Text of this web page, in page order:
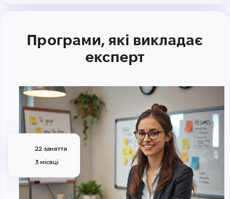
Програми, які викладає
експерт
22 заняття
3 місяці